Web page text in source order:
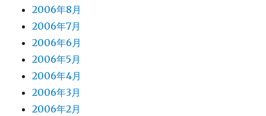
2006年8月
2006年7月
2006年6月
2006年5月
2006年4月
2006年3月
2006年2月